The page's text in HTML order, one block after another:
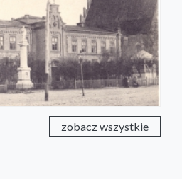
zobacz wszystkie